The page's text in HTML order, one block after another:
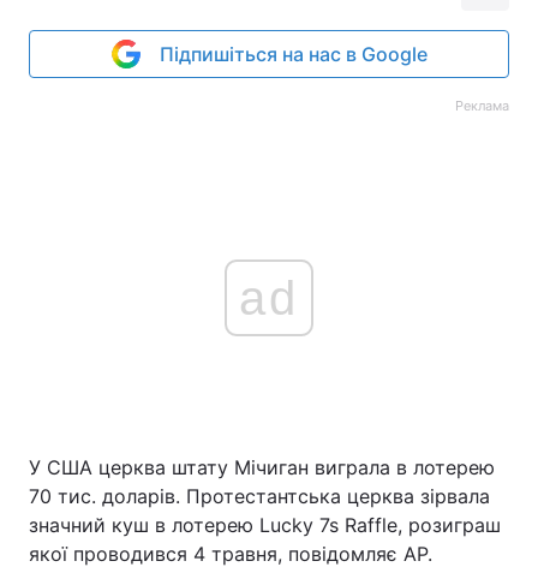
Підпишіться на нас в Google
Реклама
ad
У США церква штату Мічиган виграла в лотерею
70 тис. доларів. Протестантська церква зірвала
значний куш в лотерею Lucky 7s Raffle, розиграш
якої проводився 4 травня, повідомляє АР.